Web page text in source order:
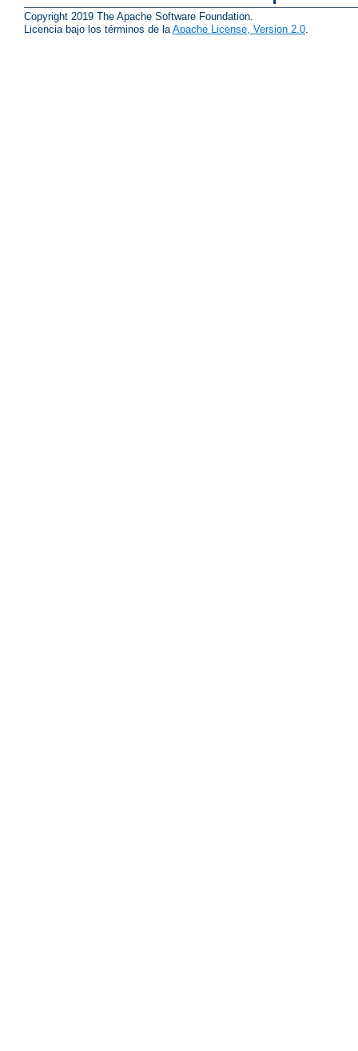
Copyright 2019 The Apache Software Foundation.
Licencia bajo los términos de laApache License, Version 2.0.